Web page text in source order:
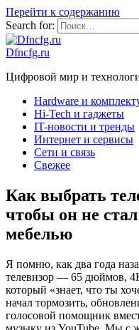
Перейти к содержанию
Search for:
Dfncfg.ru
Цифровой мир и
Hardware и
Hi-Tech и гаджеты
IT-новости и тренды
Интернет и сервисы
Сети и связь
Свежее
Как выбрать
чтобы он не стал
мебелью
Я помню, как два года
телевизор — 65 дюймов,
который «знает, что ты
начал тормозить,
голосовой помощник